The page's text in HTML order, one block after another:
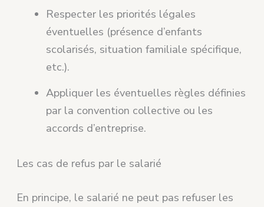
Respecter les priorités légales
éventuelles (présence d’enfants
scolarisés, situation familiale spécifique,
etc.).
Appliquer les éventuelles règles définies
par la convention collective ou les
accords d’entreprise.
Les cas de refus par le salarié
En principe, le salarié ne peut pas refuser les